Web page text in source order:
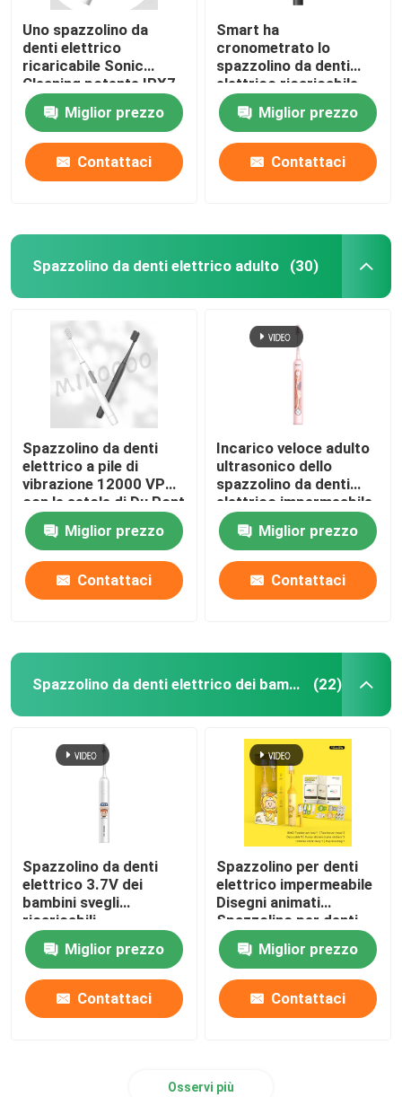
Uno spazzolino da
denti elettrico
ricaricabile Sonic
Cleaning potente IPX7
di 4 modi impermeabile
Miglior prezzo
Contattaci
Smart ha
cronometrato lo
spazzolino da denti
elettrico ricaricabile
Sonic Wireless
Charging Waterproof
Miglior prezzo
Contattaci
Spazzolino da denti elettrico adulto (30)
Spazzolino da denti
elettrico a pile di
vibrazione 12000 VPM
con le setole di Du Pont
Miglior prezzo
Contattaci
Incarico veloce adulto
ultrasonico dello
spazzolino da denti
elettrico impermeabile
di 4 modi
Miglior prezzo
Contattaci
Spazzolino da denti elettrico dei bambini (22)
Spazzolino da denti
elettrico 3.7V dei
bambini svegli
ricaricabili
impermeabile con 4
modi Miglior prezzo
Contattaci
Spazzolino per denti
elettrico impermeabile
Disegni animati
Spazzolino per denti
per bambini intelligenti
Spazzolino automatico
Miglior prezzo
Contattaci
Osservi più